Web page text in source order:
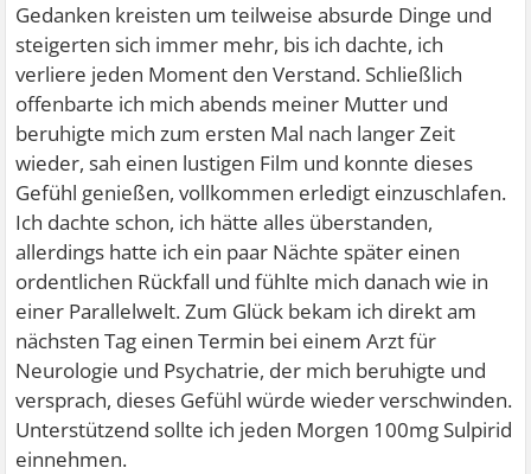
Gedanken kreisten um teilweise absurde Dinge und
steigerten sich immer mehr, bis ich dachte, ich
verliere jeden Moment den Verstand. Schließlich
offenbarte ich mich abends meiner Mutter und
beruhigte mich zum ersten Mal nach langer Zeit
wieder, sah einen lustigen Film und konnte dieses
Gefühl genießen, vollkommen erledigt einzuschlafen.
Ich dachte schon, ich hätte alles überstanden,
allerdings hatte ich ein paar Nächte später einen
ordentlichen Rückfall und fühlte mich danach wie in
einer Parallelwelt. Zum Glück bekam ich direkt am
nächsten Tag einen Termin bei einem Arzt für
Neurologie und Psychatrie, der mich beruhigte und
versprach, dieses Gefühl würde wieder verschwinden.
Unterstützend sollte ich jeden Morgen 100mg Sulpirid
einnehmen.